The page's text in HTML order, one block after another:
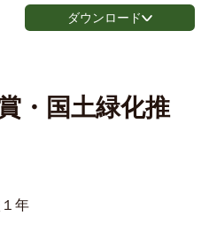
ダウンロード
・国土緑化推
年